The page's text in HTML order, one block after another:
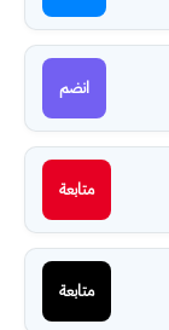
انضم
متابعة
متابعة